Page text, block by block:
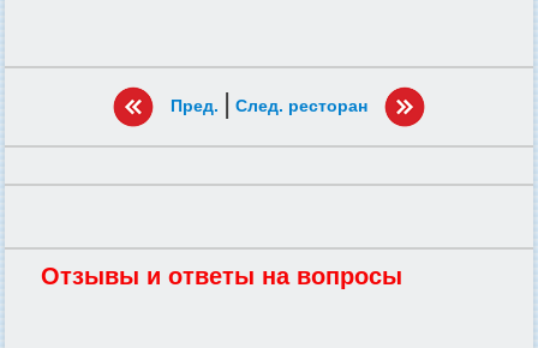
Пред. | След. ресторан
Отзывы и ответы на вопросы